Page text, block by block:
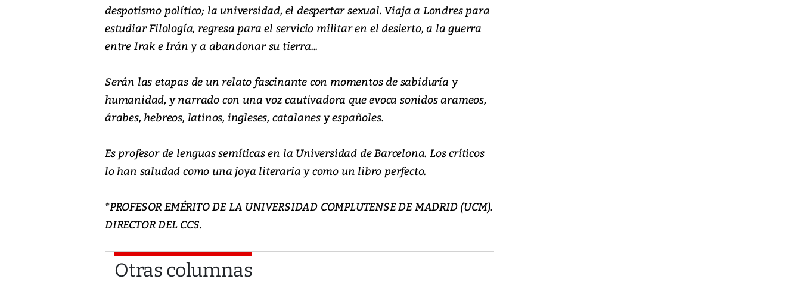
despotismo político; la universidad, el despertar sexual. Viaja a Londres para
estudiar Filología, regresa para el servicio militar en el desierto, a la guerra
entre Irak e Irán y a abandonar su tierra...
Serán las etapas de un relato fascinante con momentos de sabiduría y
humanidad, y narrado con una voz cautivadora que evoca sonidos arameos,
árabes, hebreos, latinos, ingleses, catalanes y españoles.
Es profesor de lenguas semíticas en la Universidad de Barcelona. Los críticos
lo han saludad como una joya literaria y como un libro perfecto.
*PROFESOR EMÉRITO DE LA UNIVERSIDAD COMPLUTENSE DE MADRID (UCM).
DIRECTOR DEL CCS.
Otras columnas